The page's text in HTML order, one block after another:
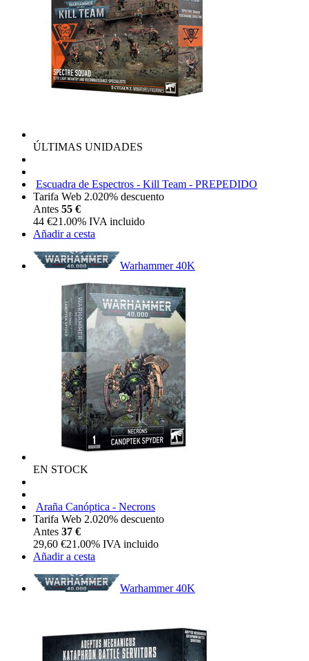
ÚLTIMAS UNIDADES
Escuadra de Espectros - Kill Team - PREPEDIDO
Tarifa Web 2.020% descuento
Antes 55 €
44 €21.00% IVA incluido
Añadir a cesta
Warhammer 40K
EN STOCK
Araña Canóptica - Necrons
Tarifa Web 2.020% descuento
Antes 37 €
29,60 €21.00% IVA incluido
Añadir a cesta
Warhammer 40K